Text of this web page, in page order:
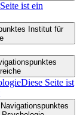
ist ein
Institut für
Diese Seite ist